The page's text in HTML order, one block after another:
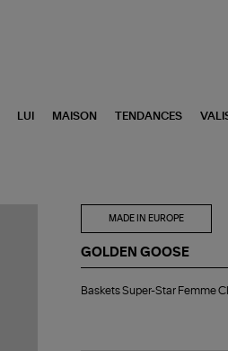
LUI MAISON TENDANCES
MADE IN EUROPE
GOLDEN GOOSE
Super-
Baskets Super-Star Femme